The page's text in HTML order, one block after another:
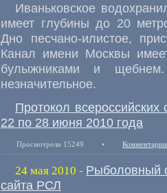
Иваньковское
имеет глубины до 20
Дно песчано-илистое,
Канал имени Москвы
булыжниками и
незначительное.
Протокол
22 по 28 июня 2010 года
Просмотрели 15249 •
24 мая 2010 - Рыболовный
сайта РСЛ